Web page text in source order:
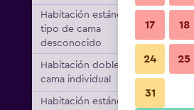
Habitación estándar,
tipo de cama
desconocido
Habitación doble, 1
cama individual
Habitación estándar,
17 18
24 25
31